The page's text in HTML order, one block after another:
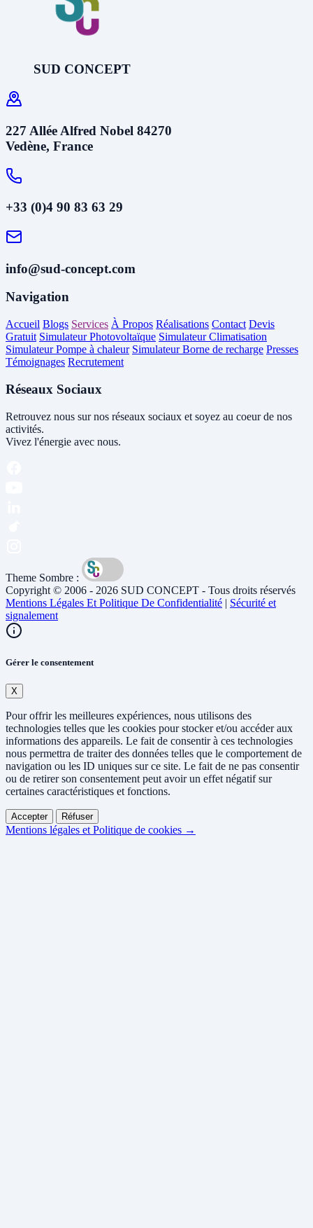
SUD CONCEPT
227 Allée Alfred Nobel 84270
Vedène, France
+33 (0)4 90 83 63 29
info@sud-concept.com
Navigation
Accueil Blogs Services À Propos Réalisations Contact Devis
Gratuit Simulateur Photovoltaïque Simulateur Climatisation
Simulateur Pompe à chaleur Simulateur Borne de recharge Presses
Témoignages Recrutement
Réseaux Sociaux
Retrouvez nous sur nos réseaux sociaux et soyez au coeur de nos
activités.
Vivez l'énergie avec nous.
Theme Sombre :
Copyright © 2006 - 2026 SUD CONCEPT - Tous droits réservés
Mentions Légales Et Politique De Confidentialité | Sécurité et
signalement
Gérer le consentement
X
Pour offrir les meilleures expériences, nous utilisons des
technologies telles que les cookies pour stocker et/ou accéder aux
informations des appareils. Le fait de consentir à ces technologies
nous permettra de traiter des données telles que le comportement de
navigation ou les ID uniques sur ce site. Le fait de ne pas consentir
ou de retirer son consentement peut avoir un effet négatif sur
certaines caractéristiques et fonctions.
Accepter Réfuser
Mentions légales et Politique de cookies →